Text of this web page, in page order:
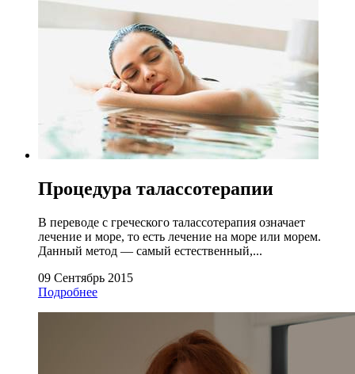
Процедура талассотерапии
В переводе с греческого талассотерапия означает
лечение и море, то есть лечение на море или морем.
Данный метод — самый естественный,...
09 Сентябрь 2015
Подробнее